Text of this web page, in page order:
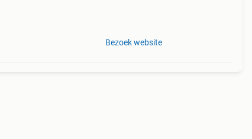
Bezoek website